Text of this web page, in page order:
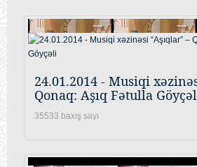
24.01.2014 - Musiqi
Qonaq: Aşıq Fətulla
35533 baxış sayı